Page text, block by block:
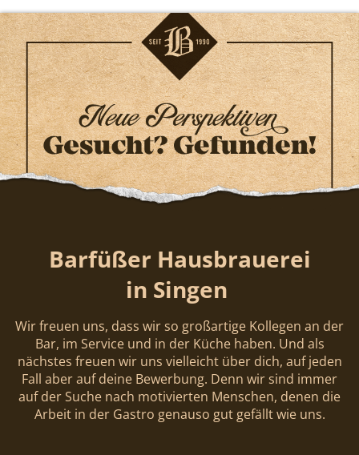
Barfüßer Hausbrauerei
in Singen
Wir freuen uns, dass wir so großartige Kollegen an der
Bar, im Service und in der Küche haben. Und als
nächstes freuen wir uns vielleicht über dich, auf jeden
Fall aber auf deine Bewerbung. Denn wir sind immer
auf der Suche nach motivierten Menschen, denen die
Arbeit in der Gastro genauso gut gefällt wie uns.